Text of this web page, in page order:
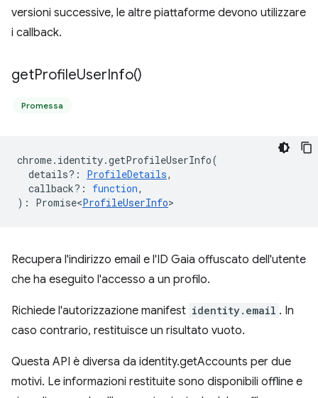
versioni successive, le altre piattaforme devono utilizzare
i callback.
getProfileUserInfo()
Promessa
chrome. identity.getProfileUserInfo(
details? : ProfileDetails,
callback? : function,
) : Promise<ProfileUserInfo>
Recupera l'indirizzo email e l'ID Gaia offuscato dell'utente
che ha eseguito l'accesso a un profilo.
Richiede l'autorizzazione manifest identity.email . In
caso contrario, restituisce un risultato vuoto.
Questa API è diversa da identity.getAccounts per due
motivi. Le informazioni restituite sono disponibili offline e